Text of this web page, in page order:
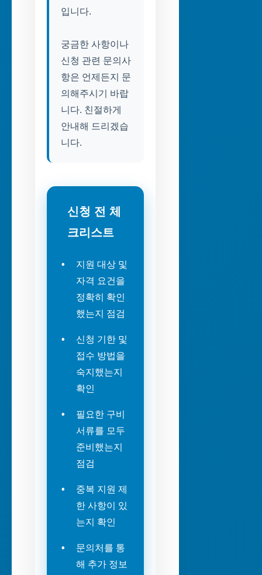
입니다.
궁금한 사항이나
신청 관련 문의사
항은 언제든지 문
의해주시기 바랍
니다. 친절하게
안내해 드리겠습
니다.
신청 전 체
크리스트
지원 대상 및
자격 요건을
정확히 확인
했는지 점검
신청 기한 및
접수 방법을
숙지했는지
확인
필요한 구비
서류를 모두
준비했는지
점검
중복 지원 제
한 사항이 있
는지 확인
문의처를 통
해 추가 정보